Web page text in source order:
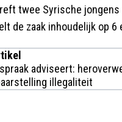
twee Syrische
de zaak inhoudelijk op 6
adviseert:
illegaliteit